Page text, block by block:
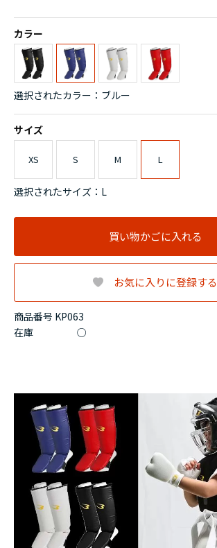
商品番号 KP063
在庫 ○
カラー
選択されたカラー：ブルー
サイズ
XS S M L
選択されたサイズ：L
買い物かごに入れる
お気に入りに登録する